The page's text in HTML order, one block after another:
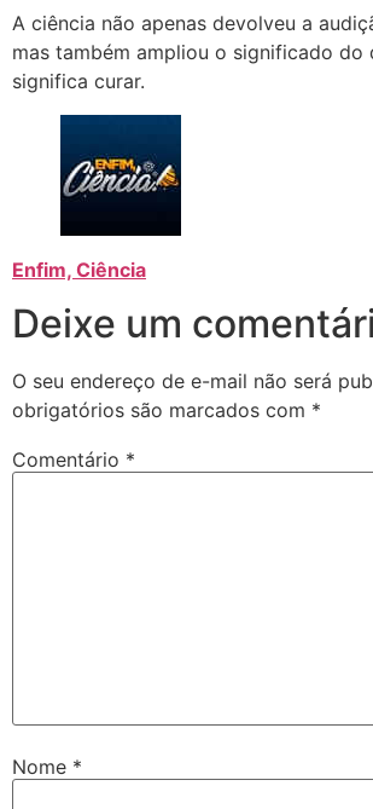
A ciência não apenas devolveu a
mas também ampliou o significado do
significa curar.
Enfim, Ciência
Deixe um
O seu endereço de e-mail não será
obrigatórios são marcados com *
Comentário *
Nome *